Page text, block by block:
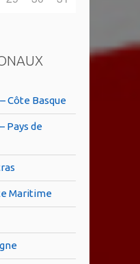
Côte Basque
Pays de
Maritime